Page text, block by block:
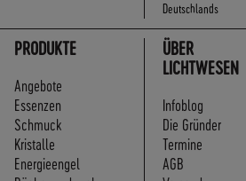
Deutschlands
PRODUKTE
Angebote
Essenzen
Schmuck
Kristalle
Energieengel
ÜBER
LICHTWESEN
Infoblog
Die Gründer
Termine
AGB